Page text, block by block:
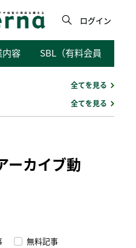
ログイン
容 SBL（有料会員向けサ
全てを見る
全てを見る
ーカイブ動
無料記事